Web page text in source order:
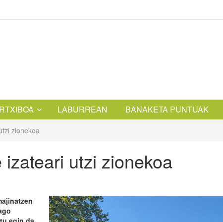
LABURREAN BANAKETA PUNTUAK
zionekoa
utzi zionekoa